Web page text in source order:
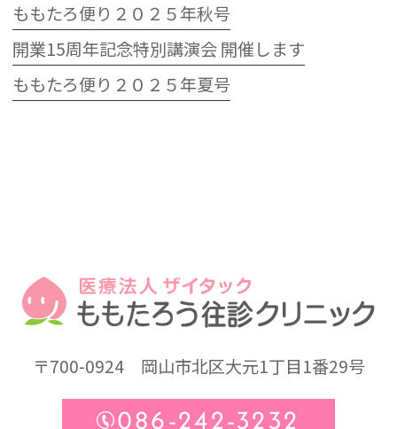
ももたろ便り２０２５年秋号
開業15周年記念特別講演会 開催します
ももたろ便り２０２５年夏号
〒700-0924岡山市北区大元1丁目1番29号
086-242-3232